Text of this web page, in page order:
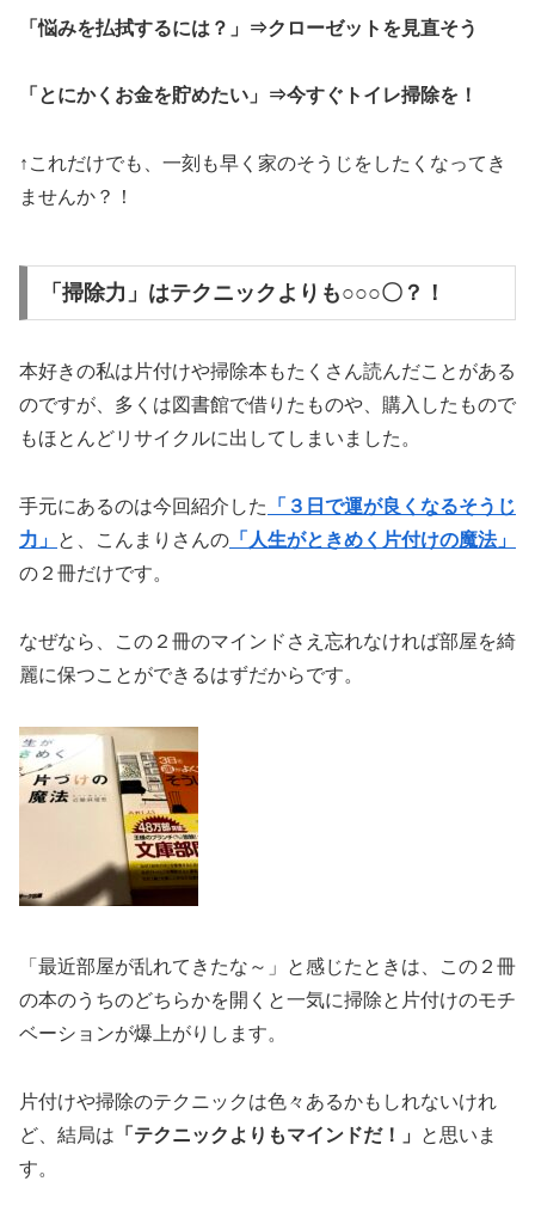
「悩みを払拭するには？」⇒クローゼットを見直そう
「とにかくお金を貯めたい」⇒今すぐトイレ掃除を！
↑これだけでも、一刻も早く家のそうじをしたくなってき
ませんか？！
「掃除力」はテクニックよりも○○○〇？！
本好きの私は片付けや掃除本もたくさん読んだことがある
のですが、多くは図書館で借りたものや、購入したもので
もほとんどリサイクルに出してしまいました。
手元にあるのは今回紹介した
「３日で運が良くなるそうじ
力」 と、こんまりさんの 「人生がときめく片付けの魔法」
の２冊だけです。
なぜなら、この２冊のマインドさえ忘れなければ部屋を綺
麗に保つことができるはずだからです。
「最近部屋が乱れてきたな～」と感じたときは、この２冊
の本のうちのどちらかを開くと一気に掃除と片付けのモチ
ベーションが爆上がりします。
片付けや掃除のテクニックは色々あるかもしれないけれ
ど、結局は 「テクニックよりもマインドだ！」
と思いま
す。